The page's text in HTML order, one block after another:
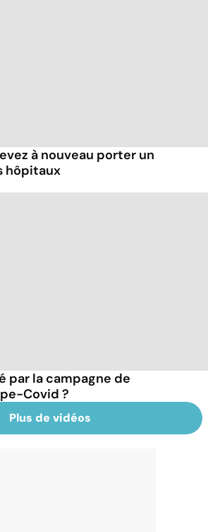
à nouveau porter un
hôpitaux
par la campagne de
Covid ?
Plus de vidéos